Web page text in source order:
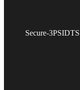
Secure-3PSIDTS